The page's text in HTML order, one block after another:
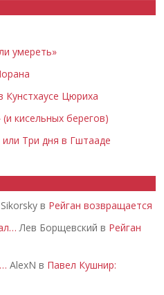
умереть»
Кунстхаусе Цюриха
кисельных берегов)
Три дня в Гштааде
Sikorsky в Рейган возвращается
Лев Борщевский в Рейган
AlexN в Павел Кушнир: